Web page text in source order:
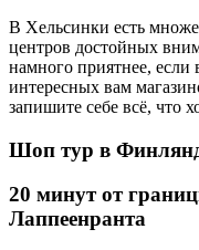
В Хельсинки есть
центров достойных
намного приятнее,
интересных вам
запишите себе всё, что
Шоп тур в
20 минут от
Лаппеенранта